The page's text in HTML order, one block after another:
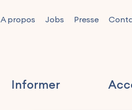
A propos Jobs Presse
Informer